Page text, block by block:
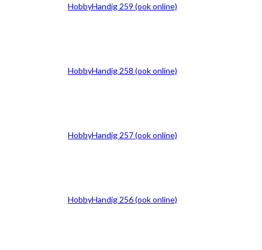
HobbyHandig 259 (ook online)
HobbyHandig 258 (ook online)
HobbyHandig 257 (ook online)
HobbyHandig 256 (ook online)